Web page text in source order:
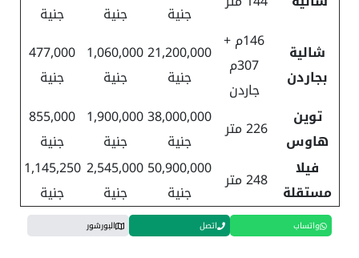
جنية
جنية
جنية
شالية
بجاردن
146م +
307م
جاردن
21,200,000
جنية
1,060,000
جنية
477,000
جنية
توين
هاوس
226 متر
38,000,000
جنية
1,900,000
جنية
855,000
جنية
فيلا
مستقلة
248 متر
50,900,000
جنية
2,545,000
جنية
1,145,250
جنية
واتساب اتصل البورشور